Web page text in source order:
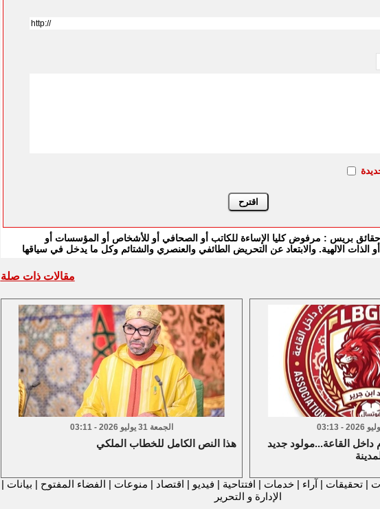
بريس : مرفوض كليا الإساءة للكاتب أو الصحافي أو للأشخاص أو المؤسسات أو
الذات الالهية. والابتعاد عن التحريض الطائفي والعنصري والشتائم وكل ما يدخل في سياقها
مقالات ذات صلة
الجمعة 31 يوليو 2026 - 03:11
هذا النص الكامل للخطاب الملكي
داخل القاعة...مولود جديد
|تحقيقات | آراء |خدمات | افتتاحية | فيديو | اقتصاد | منوعات | الفضاء المفتوح | بيانات |
الإدارة و التحرير